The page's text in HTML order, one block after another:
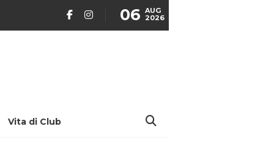
06 AUG
2026
Vita di Club